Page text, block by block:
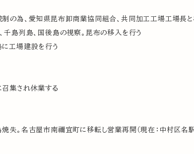
の為、愛知県昆布卸商業協同組合、共同加工工場工場長と
千島列島、国後島の視察。昆布の移入を行う
工場建設を行う
集され休業する
失。名古屋市南禰宜町に移転し営業再開（現在：中村区名